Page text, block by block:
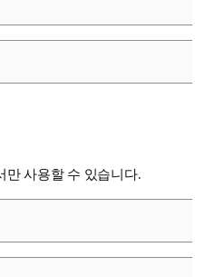
만 사용할 수 있습니다.